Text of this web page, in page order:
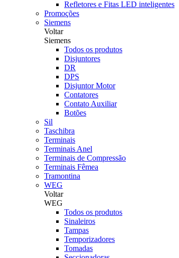
Refletores e Fitas LED inteligentes
Promoções
Siemens
Voltar
Siemens
Todos os produtos
Disjuntores
DR
DPS
Disjuntor Motor
Contatores
Contato Auxiliar
Botões
Sil
Taschibra
Terminais
Terminais Anel
Terminais de Compressão
Terminais Fêmea
Tramontina
WEG
Voltar
WEG
Todos os produtos
Sinaleiros
Tampas
Temporizadores
Tomadas